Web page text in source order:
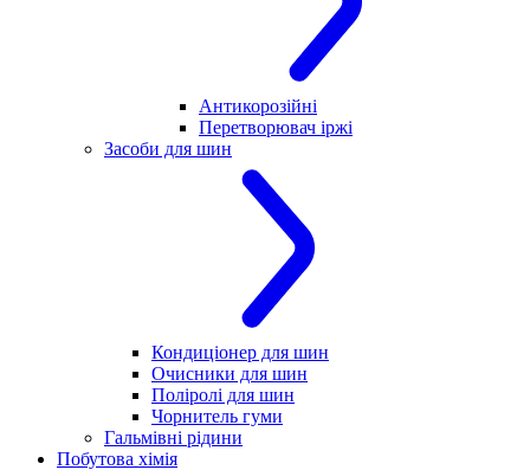
Антикорозійні
Перетворювач іржі
Засоби для шин
Кондиціонер для шин
Очисники для шин
Поліролі для шин
Чорнитель гуми
Гальмівні рідини
Побутова хімія